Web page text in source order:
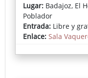
con técnicas que
fotografía y el
materiales y
muestra incluye la
Lugar: Badajoz, El
Poblador
Entrada: Libre y
Enlace: Sala